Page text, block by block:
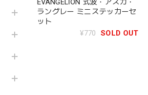
EVANGELION 式波・アスカ・
ラングレー ミニステッカーセ
ット
¥770
SOLD OUT